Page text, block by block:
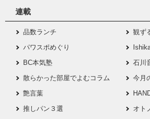
連載
品数ランチ
観ず
パワスポめぐり
BC本気塾
石川
散らかった部屋でよむコラム
今月
艶言葉
推しパン３選
オト